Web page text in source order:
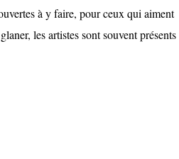
à y faire, pour ceux qui aiment
les artistes sont souvent présents